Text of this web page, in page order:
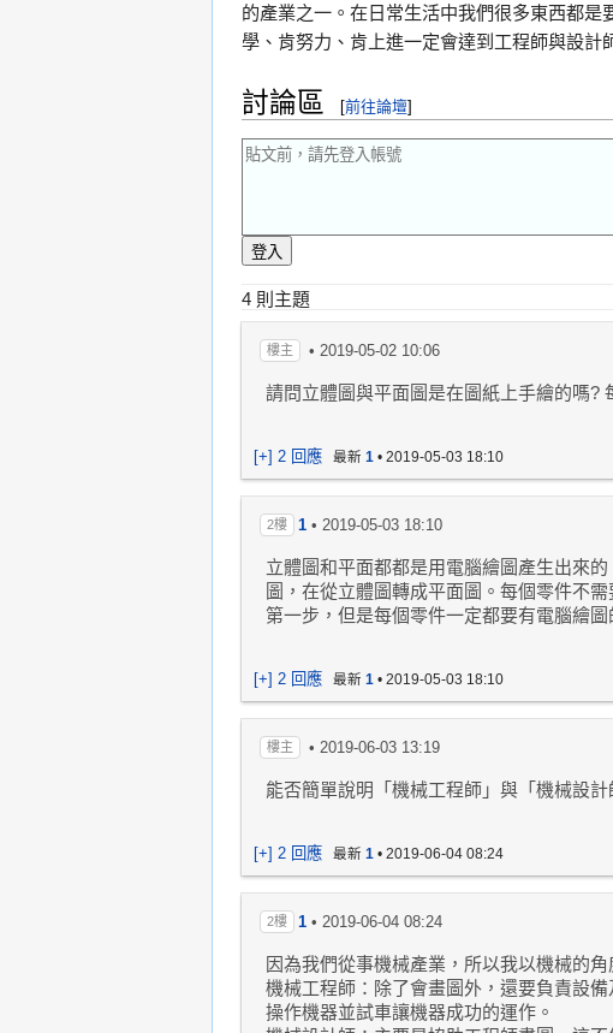
的產業之一。在日常生活中我們很多東西都
學、肯努力、肯上進一定會達到工程師與設計
討論區 [前往論壇]
4 則主題
樓主 • 2019-05-02 10:06
請問立體圖與平面圖是在圖紙上手繪的嗎?
[+] 2 回應 最新 1 • 2019-05-03 18:10
2樓 1 • 2019-05-03 18:10
立體圖和平面都都是用電腦繪圖產生出來
圖，在從立體圖轉成平面圖。每個零件不
第一步，但是每個零件一定都要有電腦繪
[+] 2 回應 最新 1 • 2019-05-03 18:10
樓主 • 2019-06-03 13:19
能否簡單說明「機械工程師」與「機械設
[+] 2 回應 最新 1 • 2019-06-04 08:24
2樓 1 • 2019-06-04 08:24
因為我們從事機械產業，所以我以機械的
機械工程師：除了會畫圖外，還要負責設
操作機器並試車讓機器成功的運作。